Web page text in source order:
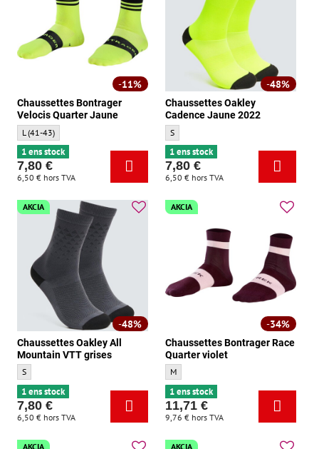
11%
Chaussettes Bontrager
Velocis Quarter Jaune
Chaussettes Bontrager Velocis Quarter Jaune - Taille:
L (41-43)
1 ens stock
7,80 €
6,50 € hors TVA
48%
Chaussettes Oakley
Cadence Jaune 2022
Chaussettes Oakley Cadence Jaune
S
1 ens stock
7,80 €
6,50 € hors TVA
48%
AKCIA
Chaussettes Oakley All
Mountain VTT grises
Chaussettes Oakley All Mountain VTT grises - Taille:
S
1 ens stock
7,80 €
6,50 € hors TVA
34%
AKCIA
Chaussettes Bontrager Race
Quarter violet
Chaussettes Bontrager Race Quarter
M
1 ens stock
11,71 €
9,76 € hors TVA
AKCIA AKCIA